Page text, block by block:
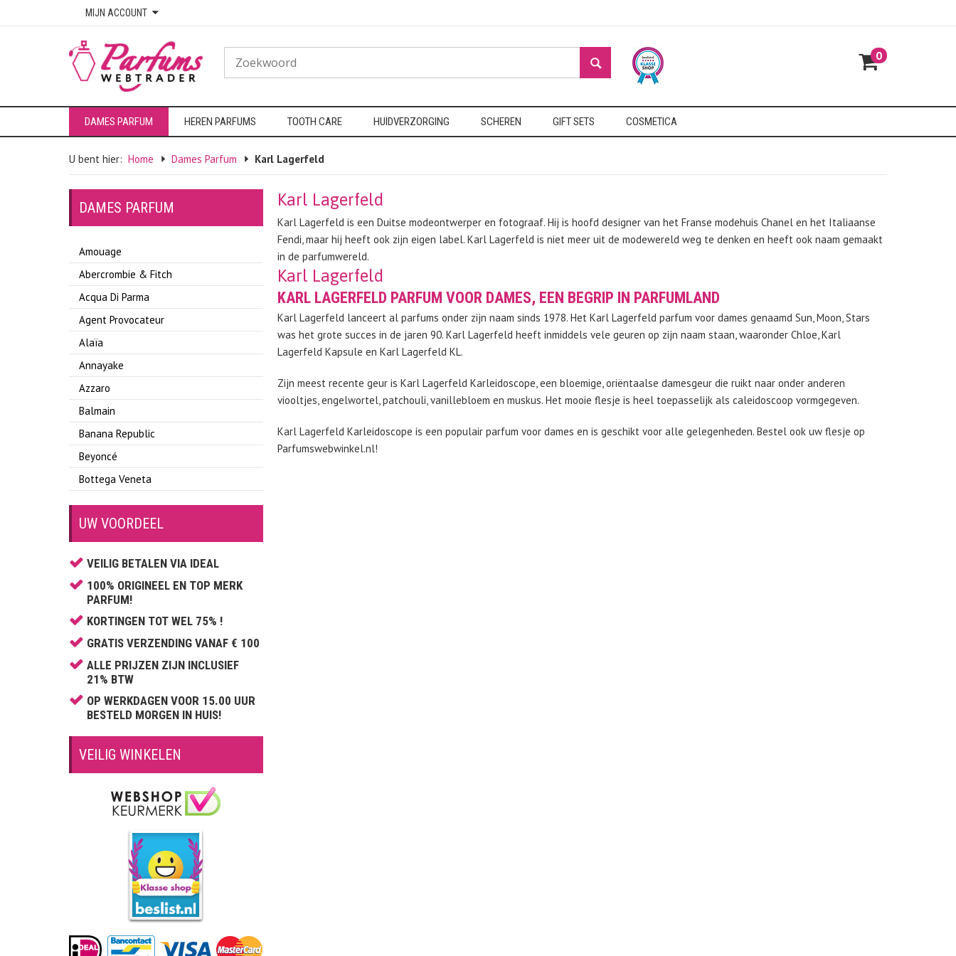
MIJN ACCOUNT
0
DAMES PARFUM HEREN PARFUMS TOOTH CARE HUIDVERZORGING SCHEREN GIFT SETS COSMETICA
U bent hier: Home Dames Parfum Karl Lagerfeld
DAMES PARFUM
Amouage
Abercrombie & Fitch
Acqua Di Parma
Agent Provocateur
Alaïa
Annayake
Azzaro
Balmain
Banana Republic
Beyoncé
Bottega Veneta
Boucheron
Britney Spears
Burberry
Bvlgari
Cacharel
Calvin Klein
Carolina Herrera
Cartier
Celine Dion
Chantal Thomass
Chloé
Chopard
Christina Aguilera
David Beckham
Dior
UW VOORDEEL
VEILIG BETALEN VIA IDEAL
100% ORIGINEEL EN TOP MERK
PARFUM!
KORTINGEN TOT WEL 75% !
GRATIS VERZENDING VANAF € 100
ALLE PRIJZEN ZIJN INCLUSIEF
21% BTW
OP WERKDAGEN VOOR 15.00 UUR
BESTELD MORGEN IN HUIS!
VEILIG WINKELEN
Karl Lagerfeld
Karl Lagerfeld is een Duitse modeontwerper en fotograaf. Hij is hoofd designer van het Franse modehuis Chanel en het Italiaanse
Fendi, maar hij heeft ook zijn eigen label. Karl Lagerfeld is niet meer uit de modewereld weg te denken en heeft ook naam gemaakt
in de parfumwereld.
Karl Lagerfeld
KARL LAGERFELD PARFUM VOOR DAMES, EEN BEGRIP IN PARFUMLAND
Karl Lagerfeld lanceert al parfums onder zijn naam sinds 1978. Het Karl Lagerfeld parfum voor dames genaamd Sun, Moon, Stars
was het grote succes in de jaren 90. Karl Lagerfeld heeft inmiddels vele geuren op zijn naam staan, waaronder Chloe, Karl
Lagerfeld Kapsule en Karl Lagerfeld KL.
Zijn meest recente geur is Karl Lagerfeld Karleidoscope, een bloemige, oriëntaalse damesgeur die ruikt naar onder anderen
viooltjes, engelwortel, patchouli, vanillebloem en muskus. Het mooie flesje is heel toepasselijk als caleidoscoop vormgegeven.
Karl Lagerfeld Karleidoscope is een populair parfum voor dames en is geschikt voor alle gelegenheden. Bestel ook uw flesje op
Parfumswebwinkel.nl!